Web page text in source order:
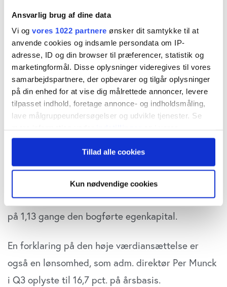
Ansvarlig brug af dine data
Vi og vores 1022 partnere ønsker dit samtykke til at
anvende cookies og indsamle persondata om IP-
adresse, ID og din browser til præferencer, statistik og
marketingformål. Disse oplysninger videregives til vores
samarbejdspartnere, der opbevarer og tilgår oplysninger
på din enhed for at vise dig målrettede annoncer, levere
tilpasset indhold, foretage annonce- og indholdsmåling,
lave målgruppeundersøgelser og udvikle tjenester. Se
persondatapolitik. Du kan altid trække dit samtykke
tilbage eller ændre indstillinger fra vores
"Cookiedeklaration", eller ved at trykke på "Privacy
Hvis du tillader det, vil vi også gerne:
Indsamle præcise oplysninger om din placering,
dens unikke karakteristika (fingerprinting)
Dine valg anvendes på hele websitet.
Tillad alle cookies
Kun nødvendige cookies
europæiske bankaktier generelt har ligget fladt.
Chefredaktør Morten W. Langer tolker her
markedets signaler
En af de mest oplagte kandidater for en
overtagelse synes at være Skjern Bank, som er
steget hele 15 pct. den seneste uge, og mere end
en overtagelse ligger delvist allerede indarbejdet
i kursen, idet aktien handles i den meget høje
ende i forhold til de fleste andre børsnoterede
lokalbankaktier med en aktuel værdiansættelse
på 1,13 gange den bogførte egenkapital.
En forklaring på den høje værdiansættelse er
også en lønsomhed, som adm. direktør Per Munck
i Q3 oplyste til 16,7 pct. på årsbasis.